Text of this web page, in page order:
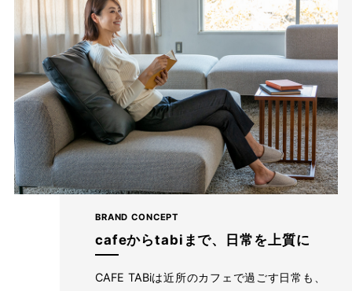
BRAND CONCEPT
cafeからtabiまで、日常を上質に
CAFE TABiは近所のカフェで過ごす日常も、